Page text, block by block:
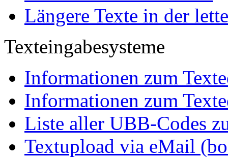
Längere Texte in der
Texteingabesysteme
Informationen zum
Informationen zum
Liste aller UBB-Codes
Textupload via eMail